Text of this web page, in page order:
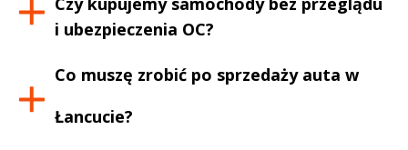
i ubezpieczenia OC?
Co muszę zrobić po sprzedaży auta w
Łancucie?